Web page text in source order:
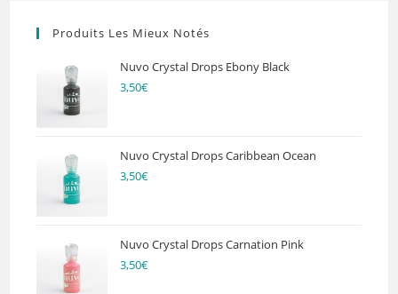
Produits Les Mieux Notés
Nuvo Crystal Drops Ebony Black
3,50€
Nuvo Crystal Drops Caribbean Ocean
3,50€
Nuvo Crystal Drops Carnation Pink
3,50€